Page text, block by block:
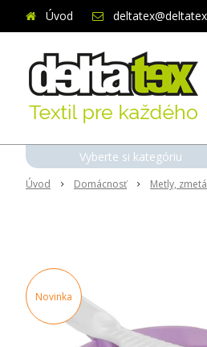
Úvod
Úvod Domácnosť Metly,
Novinka
Vyberte si kategóriu